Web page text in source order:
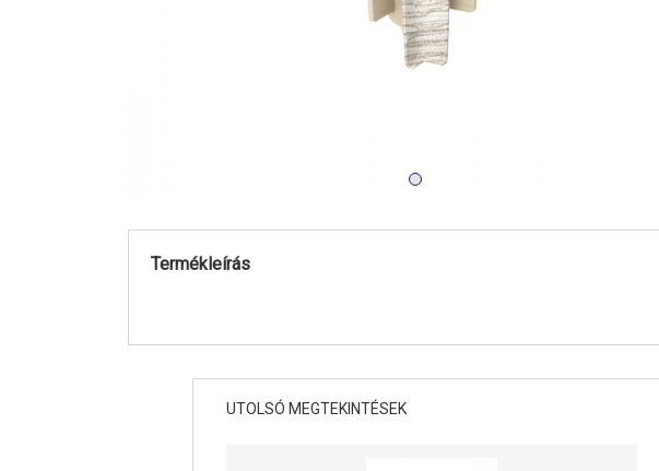
Termékleírás
UTOLSÓ MEGTEKINTÉSEK